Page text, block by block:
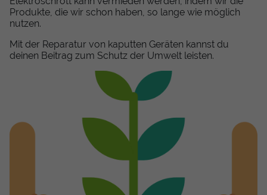
Produkte, die wir schon haben, so lange wie möglich
nutzen.
Mit der Reparatur von kaputten Geräten kannst du
deinen Beitrag zum Schutz der Umwelt leisten.